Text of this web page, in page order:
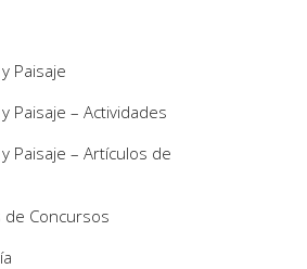
Paisaje
Paisaje – Actividades
Paisaje – Artículos de
de Concursos